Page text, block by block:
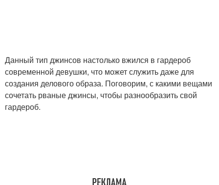
Данный тип джинсов настолько вжился в гардероб
современной девушки, что может служить даже для
создания делового образа. Поговорим, с какими вещами
сочетать рваные джинсы, чтобы разнообразить свой
гардероб.